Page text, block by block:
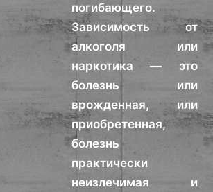
погибающего.
Зависимость от
алкоголя или
наркотика — это
болезнь или
врожденная, или
приобретенная,
болезнь
практически
неизлечимая и